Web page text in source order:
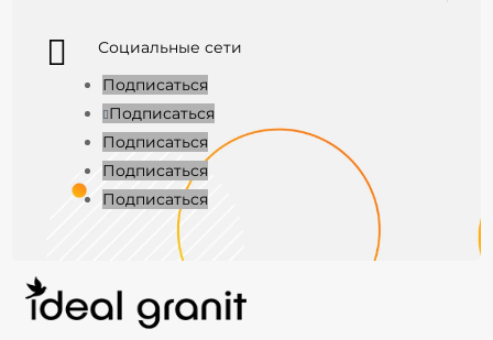

Социальные сети
Подписаться
Подписаться
Подписаться
Подписаться
Подписаться